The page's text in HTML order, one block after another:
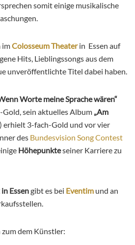
somit einige musikalische
imColosseum Theater in Essen auf
Hits, Lieblingssongs aus dem
unveröffentlichte Titel dabei haben.
Worte meine Sprache wären“
sein aktuelles Album „Am
erhielt 3-fach-Gold und vor vier
des Bundesvision Song Contest
Höhepunkteseiner Karriere zu
Essengibt es bei Eventim und an
dem Künstler: